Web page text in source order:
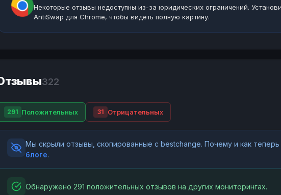
Некоторые отзывы недоступны из-за юридических ограничений.
AntiSwap для Chrome, чтобы видеть полную картину.
322
291 Положительных 31 Отрицательных
Мы скрыли отзывы, скопированные с bestchange. Почему и как
блоге.
Обнаружено 291 положительных отзывов на других мониторингах.